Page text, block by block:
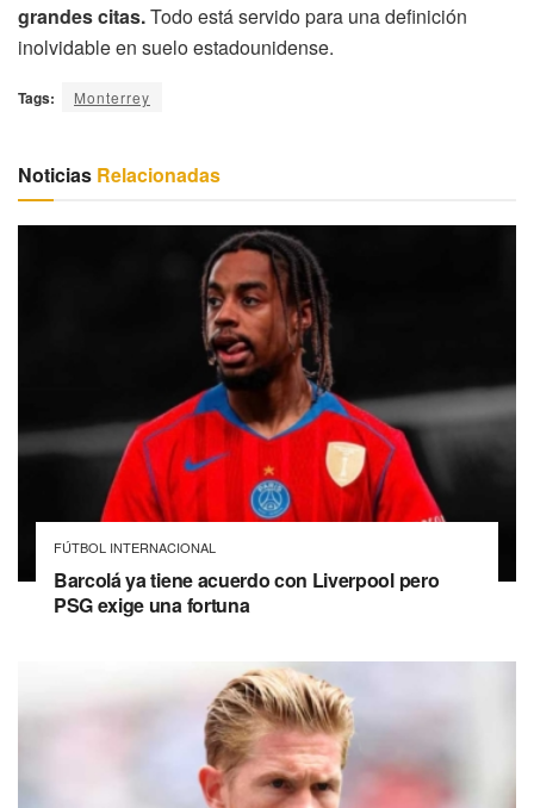
grandes citas.Todo está servido para una definición
inolvidable en suelo estadounidense.
Tags: Monterrey
Noticias Relacionadas
FÚTBOL INTERNACIONAL
Barcolá ya tiene acuerdo con Liverpool pero
PSG exige una fortuna